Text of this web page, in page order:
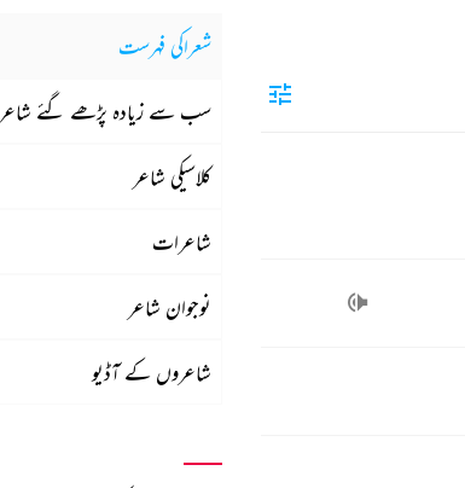
شعراکی فہرست
سب سے زیادہ پڑھے گئے شاعر
کلاسیکی شاعر
شاعرات
نوجوان شاعر
شاعروں کے آڈیو